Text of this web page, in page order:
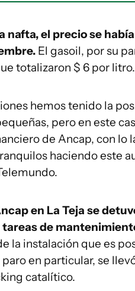
nafta, el precio se
El gasoil, por su
totalizaron $ 6 por litro.
hemos tenido la
pero en este
de Ancap, con lo
haciendo este
en La Teja se
tareas de
la instalación que es
paro en particular, se
catalítico.